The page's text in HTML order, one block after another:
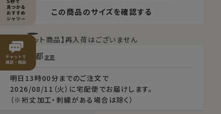
この商品のサイズを確認する
【限定スポット商品】再入荷はございません
明日 13時00分 までのご注文で
2026/08/11（火） に宅配便 でお届けします。
（※裄丈加工・刺繍がある場合は除く）
東京都 変更